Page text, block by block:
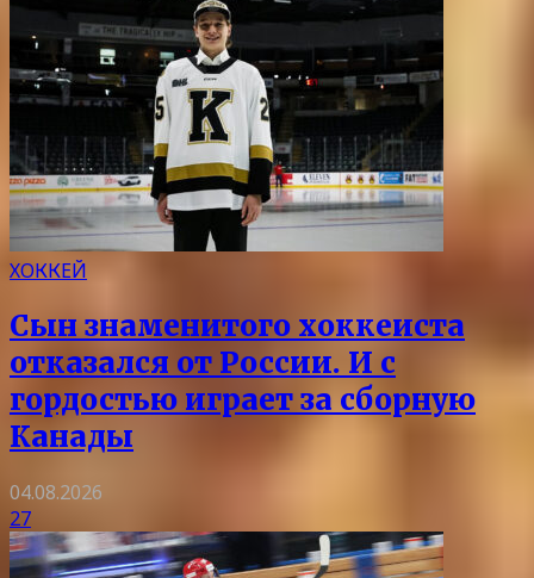
ХОККЕЙ
Сын знаменитого хоккеиста
отказался от России. И с
гордостью играет за сборную
Канады
04.08.2026
27